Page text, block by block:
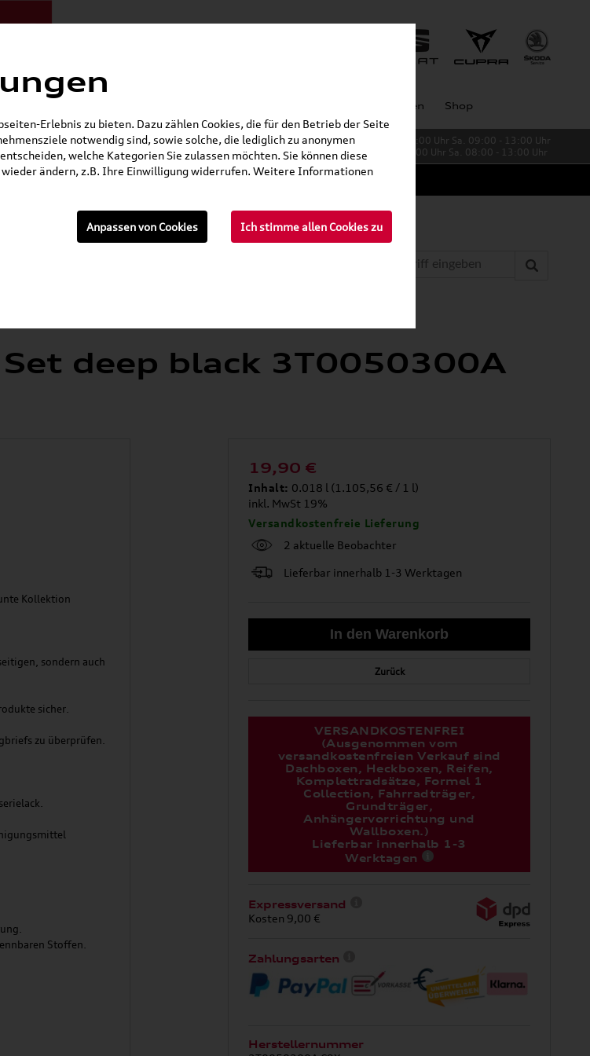
Großkunden Shop
geöffnet Verkauf:Mo. - Fr. 08:00 - 19:00 Uhr Sa. 09:00 - 13:00 Uhr
Service:Mo. - Fr. 06:00 - 20:00 Uhr Sa. 08:00 - 13:00 Uhr
Audi E-Mobility Shop
deep black 3T0050300A
Kollektion
sondern auch
sicher.
zu überprüfen.
Stoffen.
19,90 €
Inhalt: 0.018 l (1.105,56 € / 1 l)
inkl. MwSt 19%
Versandkostenfreie Lieferung
2 aktuelle Beobachter
Lieferbar innerhalb 1-3 Werktagen
Zurück
VERSANDKOSTENFREI
(Ausgenommen vom
versandkostenfreien Verkauf sind
Dachboxen, Heckboxen, Reifen,
Komplettradsätze, Formel 1
Collection, Fahrradträger,
Grundträger,
Anhängervorrichtung und
Wallboxen.)
Lieferbar innerhalb 1-3
Werktagen
Expressversand
Kosten 9,00 €
Zahlungsarten
Herstellernummer
Erlebnis zu bieten. Dazu zählen Cookies, die für den Betrieb der Seite
notwendig sind, sowie solche, die lediglich zu anonymen
welche Kategorien Sie zulassen möchten. Sie können diese
ändern, z.B. Ihre Einwilligung widerrufen. Weitere Informationen
Ich stimme allen Cookies zu
Anpassen von Cookies